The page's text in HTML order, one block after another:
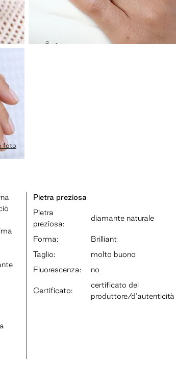
foto
Pietra preziosa
Pietra
preziosa:
diamante naturale
Forma:
Brilliant
Taglio:
molto buono
Fluorescenza:
no
Certificato:
certificato del
produttore/d'autenticità